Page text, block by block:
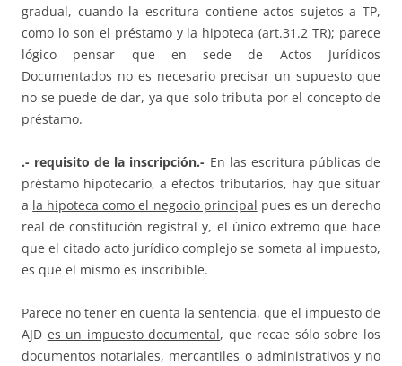
gradual, cuando la escritura contiene actos sujetos a TP,
como lo son el préstamo y la hipoteca (art.31.2 TR); parece
lógico pensar que en sede de Actos Jurídicos
Documentados no es necesario precisar un supuesto que
no se puede de dar, ya que solo tributa por el concepto de
préstamo.
.- requisito de la inscripción.- En las escritura públicas de
préstamo hipotecario, a efectos tributarios, hay que situar
a la hipoteca como el negocio principal pues es un derecho
real de constitución registral y, el único extremo que hace
que el citado acto jurídico complejo se someta al impuesto,
es que el mismo es inscribible.
Parece no tener en cuenta la sentencia, que el impuesto de
AJD es un impuesto documental, que recae sólo sobre los
documentos notariales, mercantiles o administrativos y no